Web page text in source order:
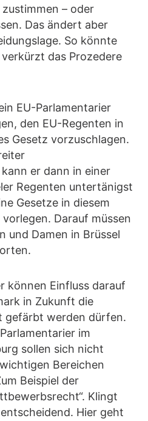
– oder
Das ändert aber
So könnte
das Prozedere
EU-Parlamentarier
den EU-Regenten in
Gesetz vorzuschlagen.
er dann in einer
Regenten untertänigst
Gesetze in diesem
Darauf müssen
und Damen in Brüssel
können Einfluss darauf
in Zukunft die
gefärbt werden dürfen.
im
sollen sich nicht
Bereichen
Beispiel der
Klingt
Hier geht